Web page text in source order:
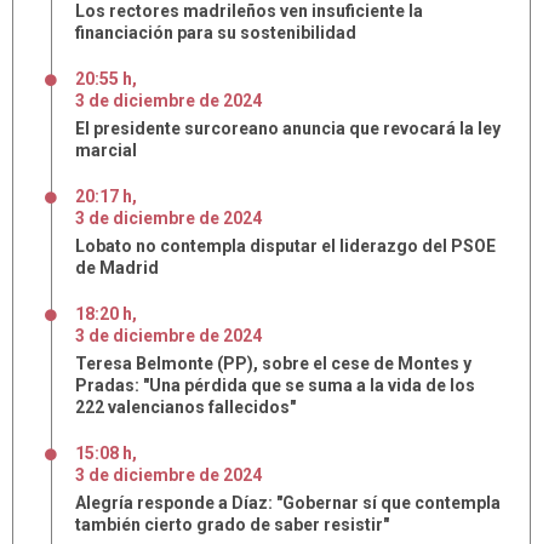
Los rectores madrileños ven insuficiente la
financiación para su sostenibilidad
20:55 h,
3 de diciembre de 2024
El presidente surcoreano anuncia que revocará la ley
marcial
20:17 h,
3 de diciembre de 2024
Lobato no contempla disputar el liderazgo del PSOE
de Madrid
18:20 h,
3 de diciembre de 2024
Teresa Belmonte (PP), sobre el cese de Montes y
Pradas: "Una pérdida que se suma a la vida de los
222 valencianos fallecidos"
15:08 h,
3 de diciembre de 2024
Alegría responde a Díaz: "Gobernar sí que contempla
también cierto grado de saber resistir"